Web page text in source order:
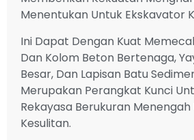
Menentukan Untuk Ekskavator
Ini Dapat Dengan Kuat
Dan Kolom Beton Bertenaga,
Besar, Dan Lapisan Batu
Merupakan Perangkat Kunci
Rekayasa Berukuran
Kesulitan.